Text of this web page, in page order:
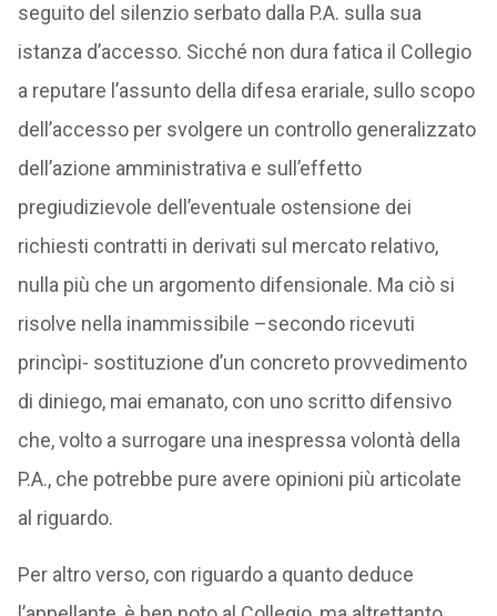
seguito del silenzio serbato dalla P.A. sulla sua
istanza d’accesso. Sicché non dura fatica il Collegio
a reputare l’assunto della difesa erariale, sullo scopo
dell’accesso per svolgere un controllo generalizzato
dell’azione amministrativa e sull’effetto
pregiudizievole dell’eventuale ostensione dei
richiesti contratti in derivati sul mercato relativo,
nulla più che un argomento difensionale. Ma ciò si
risolve nella inammissibile –secondo ricevuti
princìpi- sostituzione d’un concreto provvedimento
di diniego, mai emanato, con uno scritto difensivo
che, volto a surrogare una inespressa volontà della
P.A., che potrebbe pure avere opinioni più articolate
al riguardo.
Per altro verso, con riguardo a quanto deduce